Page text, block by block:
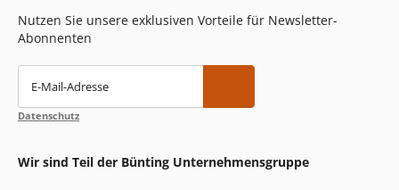
Nutzen Sie unsere exklusiven Vorteile für Newsletter-
Abonnenten
E-Mail-Adresse
Datenschutz
Wir sind Teil der Bünting Unternehmensgruppe